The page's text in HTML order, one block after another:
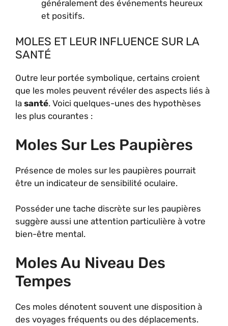
généralement des événements heureux
et positifs.
MOLES ET LEUR INFLUENCE SUR LA
SANTÉ
Outre leur portée symbolique, certains croient
que les moles peuvent révéler des aspects liés à
la santé. Voici quelques-unes des hypothèses
les plus courantes :
Moles Sur Les Paupières
Présence de moles sur les paupières pourrait
être un indicateur de sensibilité oculaire.
Posséder une tache discrète sur les paupières
suggère aussi une attention particulière à votre
bien-être mental.
Moles Au Niveau Des
Tempes
Ces moles dénotent souvent une disposition à
des voyages fréquents ou des déplacements.